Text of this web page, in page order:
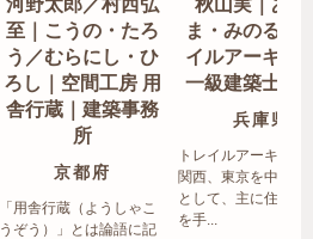
河野太郎／村西弘
至｜こうの・たろ
う／むらにし・ひ
ろし｜空間工房 用
舎行蔵｜建築事務
所
京都府
「用舎行蔵（ようしゃこ
うぞう）」とは論語に記
秋山実｜あき
ま・みのる｜
イルアーキテ
一級建築士事
兵庫県
トレイルアーキテク
関西、東京を中心エ
として、主に住宅の
を手...